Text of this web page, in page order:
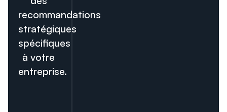
recommandations
stratégiques
spécifiques
à votre
entreprise.